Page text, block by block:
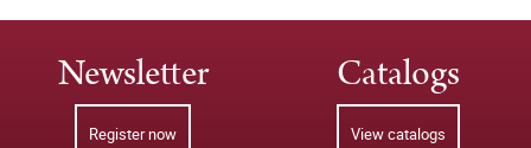
Newsletter
Register now
Catalogs
View catalogs